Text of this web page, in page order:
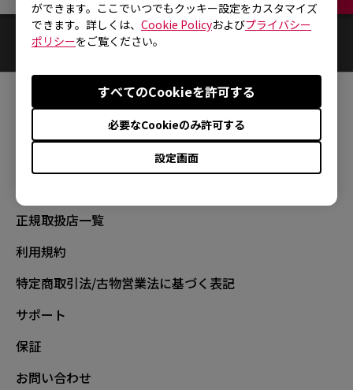
ができます。ここでいつでもクッキー設定をカスタマイズ
できます。詳しくは、 Cookie Policyおよびプライバシー
ポリシーをご覧ください。
設定画面
必要なCookieのみ許可する
すべてのCookieを許可する
0 結果
FOLLOW
正規取扱店一覧
利用規約
特定商取引法/古物営業法に基づく表記
サポート
保証
お問い合わせ